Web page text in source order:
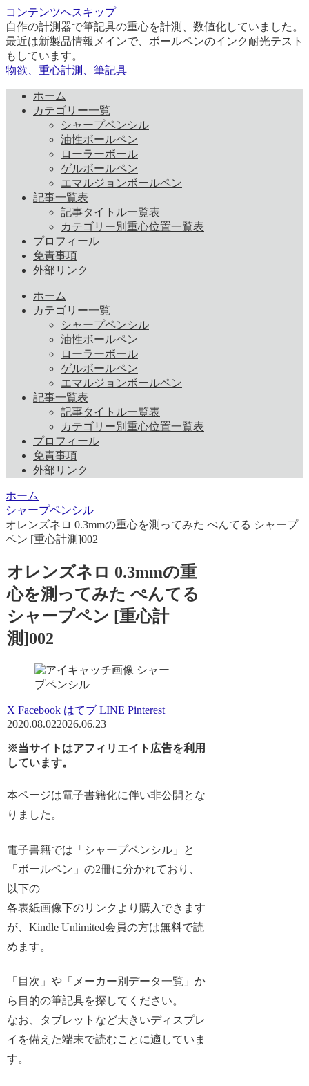
コンテンツへスキップ
自作の計測器で筆記具の重心を計測、数値化していました。
最近は新製品情報メインで、ボールペンのインク耐光テスト
もしています。
物欲、重心計測、筆記具
ホーム
カテゴリー一覧
シャープペンシル
油性ボールペン
ローラーボール
ゲルボールペン
エマルジョンボールペン
記事一覧表
記事タイトル一覧表
カテゴリー別重心位置一覧表
プロフィール
免責事項
外部リンク
ホーム
カテゴリー一覧
シャープペンシル
油性ボールペン
ローラーボール
ゲルボールペン
エマルジョンボールペン
記事一覧表
記事タイトル一覧表
カテゴリー別重心位置一覧表
プロフィール
免責事項
外部リンク
ホーム
シャープペンシル
オレンズネロ 0.3mmの重心を測ってみた ぺんてる シャープ
ペン [重心計測]002
オレンズネロ 0.3mmの重
心を測ってみた ぺんてる
シャープペン [重心計
測]002
シャー
プペンシル
X Facebook はてブ LINE Pinterest
2020.08.022026.06.23
※当サイトはアフィリエイト広告を利用
しています。
本ページは電子書籍化に伴い非公開とな
りました。
電子書籍では「シャープペンシル」と
「ボールペン」の2冊に分かれており、
以下の
各表紙画像下のリンクより購入できます
が、Kindle Unlimited会員の方は無料で読
めます。
「目次」や「メーカー別データ一覧」か
ら目的の筆記具を探してください。
なお、タブレットなど大きいディスプレ
イを備えた端末で読むことに適していま
す。